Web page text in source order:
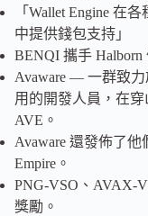
「Wallet Engine 在
中提供錢包支持」
BENQI 攜手 Halborn
Avaware — 一群致力
用的開發人員，在
AVE。
Avaware 還發佈了
Empire。
PNG-VSO、AVAX-
獎勵。